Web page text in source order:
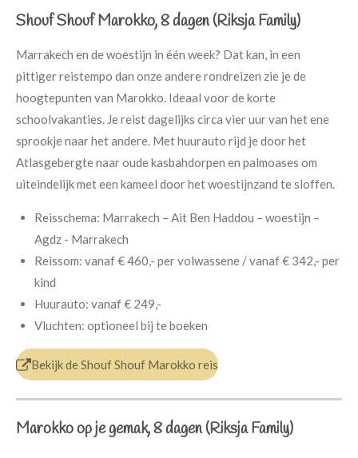
Shouf Shouf Marokko, 8 dagen (Riksja Family)
Marrakech en de woestijn in één week? Dat kan, in een
pittiger reistempo dan onze andere rondreizen zie je de
hoogtepunten van Marokko. Ideaal voor de korte
schoolvakanties. Je reist dagelijks circa vier uur van het ene
sprookje naar het andere. Met huurauto rijd je door het
Atlasgebergte naar oude kasbahdorpen en palmoases om
uiteindelijk met een kameel door het woestijnzand te sloffen.
Reisschema: Marrakech – Ait Ben Haddou – woestijn –
Agdz - Marrakech
Reissom: vanaf € 460,- per volwassene /vanaf € 342,- per
kind
Huurauto: vanaf € 249,-
Vluchten: optioneel bij te boeken
Bekijk de Shouf Shouf Marokko reis
Marokko op je gemak, 8 dagen (Riksja Family)